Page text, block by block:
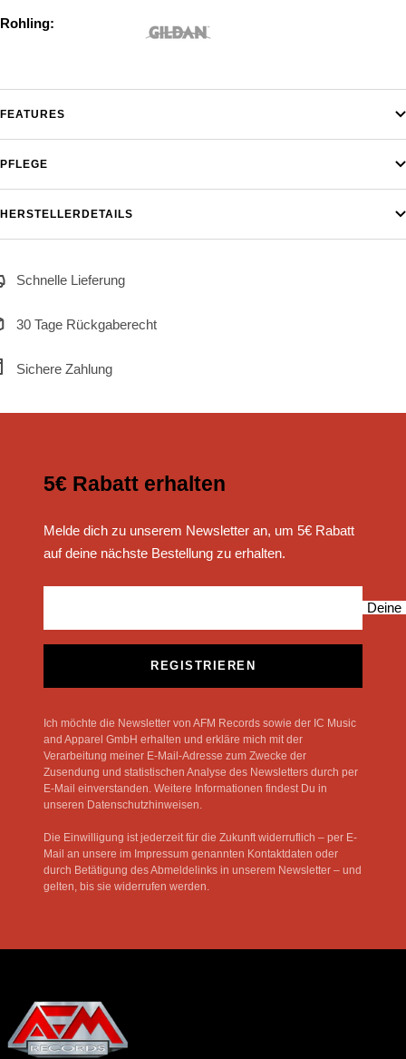
Rohling:
FEATURES
PFLEGE
HERSTELLERDETAILS
Schnelle Lieferung
30 Tage Rückgaberecht
Sichere Zahlung
5€ Rabatt erhalten
Melde dich zu unserem Newsletter an, um 5€ Rabatt
auf deine nächste Bestellung zu erhalten.
Deine
REGISTRIEREN
Ich möchte die Newsletter von AFM Records sowie der IC Music
and Apparel GmbH erhalten und erkläre mich mit der
Verarbeitung meiner E-Mail-Adresse zum Zwecke der
Zusendung und statistischen Analyse des Newsletters durch per
E-Mail einverstanden. Weitere Informationen findest Du in
unseren Datenschutzhinweisen.
Die Einwilligung ist jederzeit für die Zukunft widerruflich – per E-
Mail an unsere im Impressum genannten Kontaktdaten oder
durch Betätigung des Abmeldelinks in unserem Newsletter – und
gelten, bis sie widerrufen werden.